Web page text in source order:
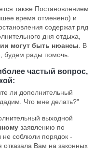
также Постановлением
время отменено) и
содержат ряд
дня отдыха,
могут быть нюансы . В
будем рады помочь.
частый вопрос,
ли дополнительный
Что мне делать?"
выходной
заявлению по
не соблюли порядок -
отказала Вам на законных